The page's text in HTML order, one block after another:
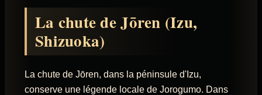
La chute de Jōren (Izu,
Shizuoka)
La chute de Jōren, dans la péninsule d'Izu,
conserve une légende locale de Jorogumo. Dans